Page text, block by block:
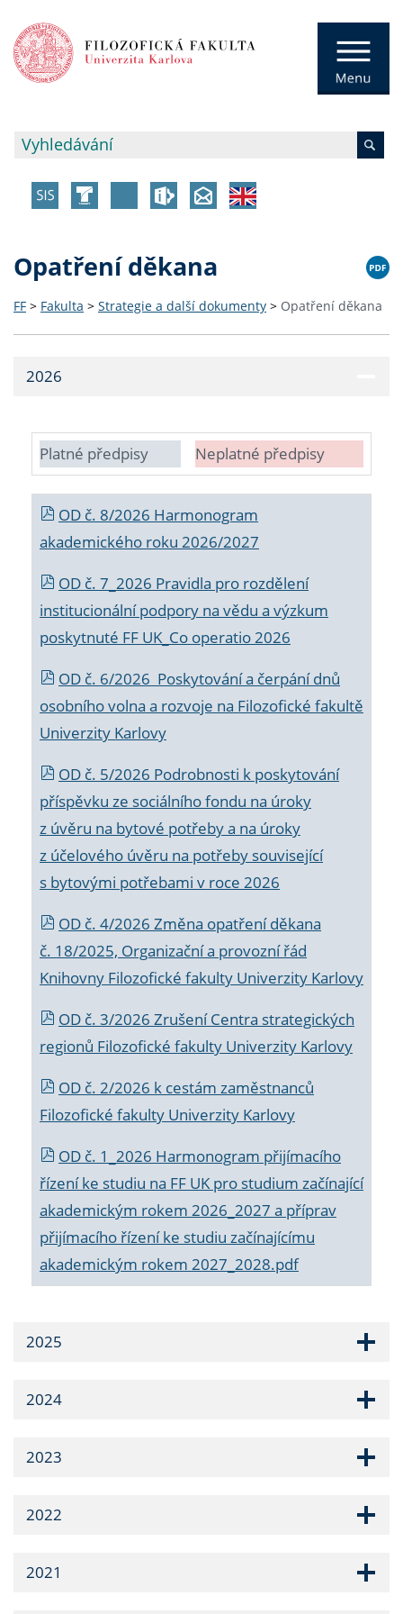
Opatření děkana
FF > Fakulta > Strategie a další dokumenty > Opatření děkana
2026
Platné předpisy Neplatné předpisy
OD č. 8/2026 Harmonogram
akademického roku 2026/2027
OD č. 7_2026 Pravidla pro rozdělení
institucionální podpory na vědu a výzkum
poskytnuté FF UK_Co operatio 2026
OD č. 6/2026 Poskytování a čerpání dnů
osobního volna a rozvoje na Filozofické fakultě
Univerzity Karlovy
OD č. 5/2026 Podrobnosti k poskytování
příspěvku ze sociálního fondu na úroky
z úvěru na bytové potřeby a na úroky
z účelového úvěru na potřeby související
s bytovými potřebami v roce 2026
OD č. 4/2026 Změna opatření děkana
č. 18/2025, Organizační a provozní řád
Knihovny Filozofické fakulty Univerzity Karlovy
OD č. 3/2026 Zrušení Centra strategických
regionů Filozofické fakulty Univerzity Karlovy
OD č. 2/2026 k cestám zaměstnanců
Filozofické fakulty Univerzity Karlovy
OD č. 1_2026 Harmonogram přijímacího
řízení ke studiu na FF UK pro studium začínající
akademickým rokem 2026_2027 a příprav
přijímacího řízení ke studiu začínajícímu
akademickým rokem 2027_2028.pdf
2025
2024
2023
2022
2021